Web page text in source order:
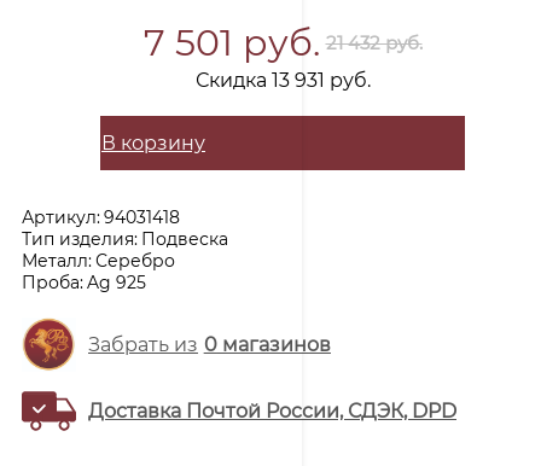
7 501 руб. 21 432 руб.
Скидка 13 931 руб.
В корзину
Артикул:94031418
Тип изделия: Подвеска
Металл:Серебро
Проба:Ag 925
Забрать из 0магазинов
Доставка Почтой России, СДЭК, DPD